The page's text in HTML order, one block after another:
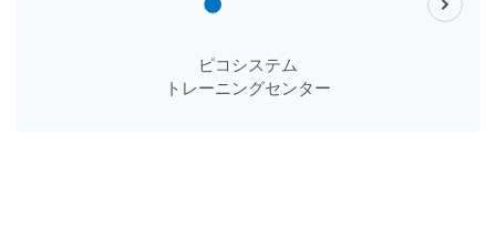
ピコシステム
トレーニングセンター